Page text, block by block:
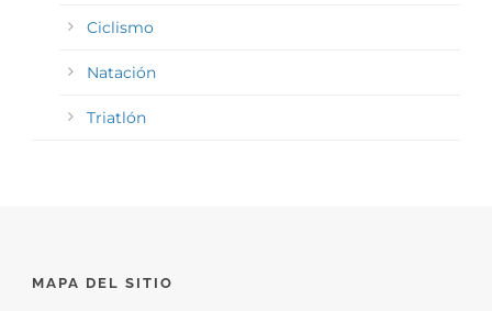
Ciclismo
Natación
Triatlón
MAPA DEL SITIO